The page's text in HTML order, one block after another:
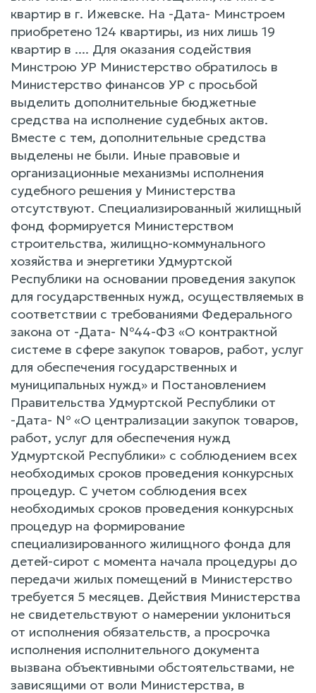
квартир в г. Ижевске. На -Дата- Минстроем
приобретено 124 квартиры, из них лишь 19
квартир в .... Для оказания содействия
Минстрою УР Министерство обратилось в
Министерство финансов УР с просьбой
выделить дополнительные бюджетные
средства на исполнение судебных актов.
Вместе с тем, дополнительные средства
выделены не были. Иные правовые и
организационные механизмы исполнения
судебного решения у Министерства
отсутствуют. Специализированный жилищный
фонд формируется Министерством
строительства, жилищно-коммунального
хозяйства и энергетики Удмуртской
Республики на основании проведения закупок
для государственных нужд, осуществляемых в
соответствии с требованиями Федерального
закона от -Дата- №44-ФЗ «О контрактной
системе в сфере закупок товаров, работ, услуг
для обеспечения государственных и
муниципальных нужд» и Постановлением
Правительства Удмуртской Республики от
-Дата- № «О централизации закупок товаров,
работ, услуг для обеспечения нужд
Удмуртской Республики» с соблюдением всех
необходимых сроков проведения конкурсных
процедур. С учетом соблюдения всех
необходимых сроков проведения конкурсных
процедур на формирование
специализированного жилищного фонда для
детей-сирот с момента начала процедуры до
передачи жилых помещений в Министерство
требуется 5 месяцев. Действия Министерства
не свидетельствуют о намерении уклониться
от исполнения обязательств, а просрочка
исполнения исполнительного документа
вызвана объективными обстоятельствами, не
зависящими от воли Министерства, в